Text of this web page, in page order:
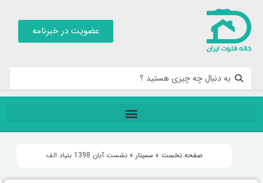
عضویت در خبرنامه
صفحه نخست » سمینار » نشست آبان 1398 بنیاد الف